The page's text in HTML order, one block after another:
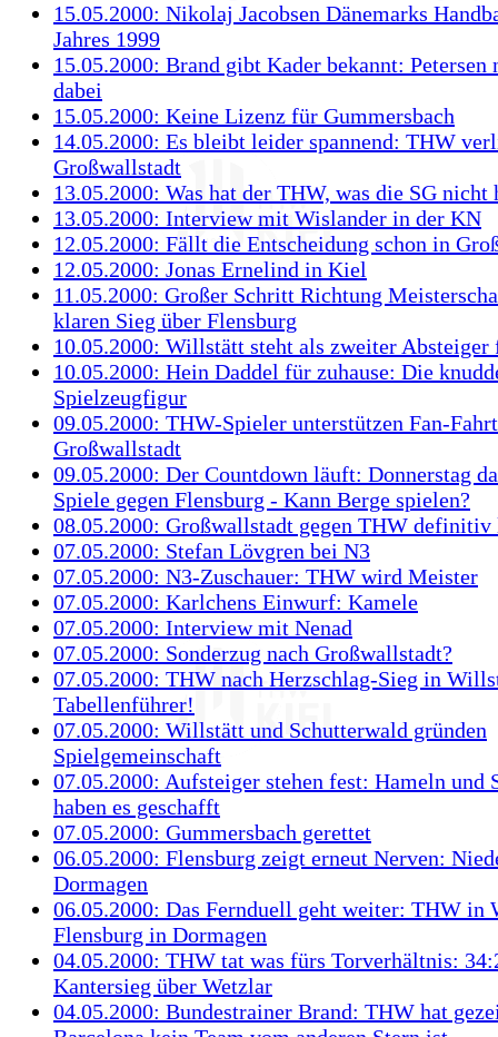
15.05.2000: Nikolaj Jacobsen Dänemarks
Jahres 1999
15.05.2000: Brand gibt Kader bekannt: Petersen
dabei
15.05.2000: Keine Lizenz für Gummersbach
14.05.2000: Es bleibt leider spannend: THW
Großwallstadt
13.05.2000: Was hat der THW, was die SG nicht
13.05.2000: Interview mit Wislander in der KN
12.05.2000: Fällt die Entscheidung schon in
12.05.2000: Jonas Ernelind in Kiel
11.05.2000: Großer Schritt Richtung
klaren Sieg über Flensburg
10.05.2000: Willstätt steht als zweiter Absteiger
10.05.2000: Hein Daddel für zuhause: Die
Spielzeugfigur
09.05.2000: THW-Spieler unterstützen Fan-
Großwallstadt
09.05.2000: Der Countdown läuft: Donnerstag
Spiele gegen Flensburg - Kann Berge spielen?
08.05.2000: Großwallstadt gegen THW
07.05.2000: Stefan Lövgren bei N3
07.05.2000: N3-Zuschauer: THW wird Meister
07.05.2000: Karlchens Einwurf: Kamele
07.05.2000: Interview mit Nenad
07.05.2000: Sonderzug nach Großwallstadt?
07.05.2000: THW nach Herzschlag-Sieg in
Tabellenführer!
07.05.2000: Willstätt und Schutterwald gründen
Spielgemeinschaft
07.05.2000: Aufsteiger stehen fest: Hameln und
haben es geschafft
07.05.2000: Gummersbach gerettet
06.05.2000: Flensburg zeigt erneut Nerven:
Dormagen
06.05.2000: Das Fernduell geht weiter: THW in
Flensburg in Dormagen
04.05.2000: THW tat was fürs Torverhältnis:
Kantersieg über Wetzlar
04.05.2000: Bundestrainer Brand: THW hat